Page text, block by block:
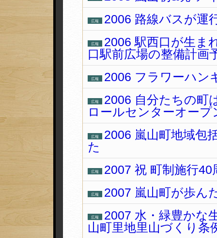
広報 2006 路線バスが運
広報
2006 駅西口が生ま
口駅前広場の整備計画
広報 2006 フラワーハン
広報
2006 自分たちの町
ロールセンターオープ
広報
2006 嵐山町地域包
た
広報 2007 祝 町制施行
広報 2007 嵐山町が歩ん
広報
2007 水・緑豊かな
山町里地里山づくり条